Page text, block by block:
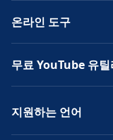
온라인 도구
무료 YouTube 유틸
지원하는 언어